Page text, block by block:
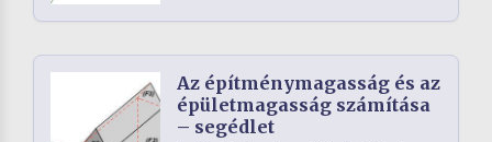
Az építménymagasság és az
épületmagasság számítása
– segédlet